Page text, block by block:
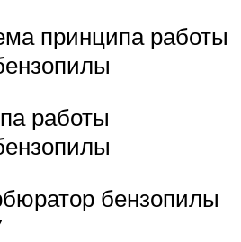
принципа работы
работы
бензопилы